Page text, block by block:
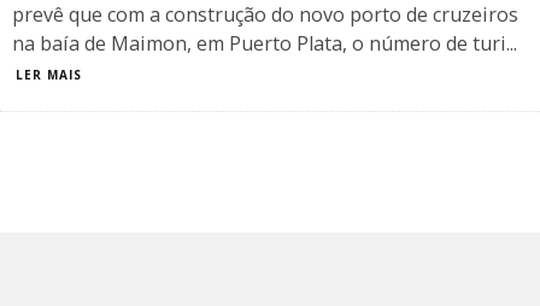
prevê que com a construção do novo porto de cruzeiros
na baía de Maimon, em Puerto Plata, o número de turi...
LER MAIS